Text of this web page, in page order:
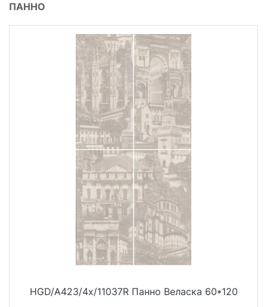
ПАННО
HGD/A423/4x/11037R Панно Веласка 60*120